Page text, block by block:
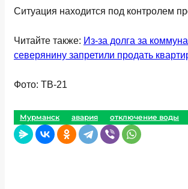
Ситуация находится под контролем
Читайте также: Из-за долга за
северянину запретили продать
Фото: ТВ-21
Мурманск авария отключение воды